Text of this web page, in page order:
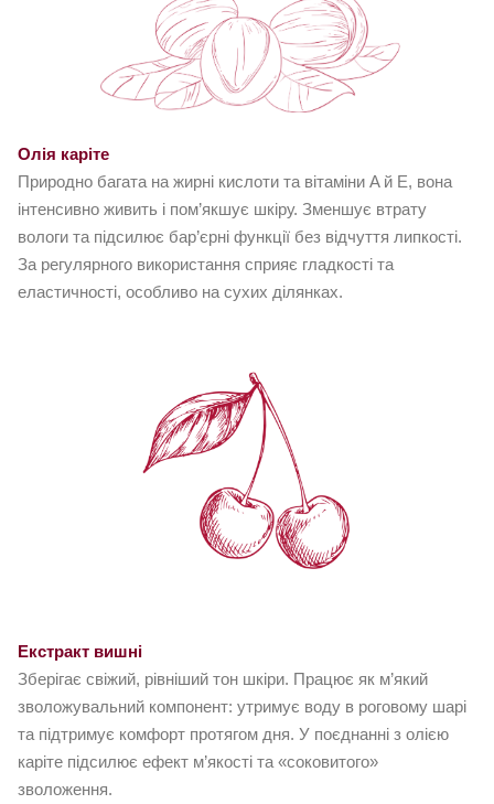
Олія каріте
Природно багата на жирні кислоти та вітаміни A й E, вона
інтенсивно живить і пом’якшує шкіру. Зменшує втрату
вологи та підсилює бар’єрні функції без відчуття липкості.
За регулярного використання сприяє гладкості та
еластичності, особливо на сухих ділянках.
Екстракт вишні
Зберігає свіжий, рівніший тон шкіри. Працює як м’який
зволожувальний компонент: утримує воду в роговому шарі
та підтримує комфорт протягом дня. У поєднанні з олією
каріте підсилює ефект м’якості та «соковитого»
зволоження.